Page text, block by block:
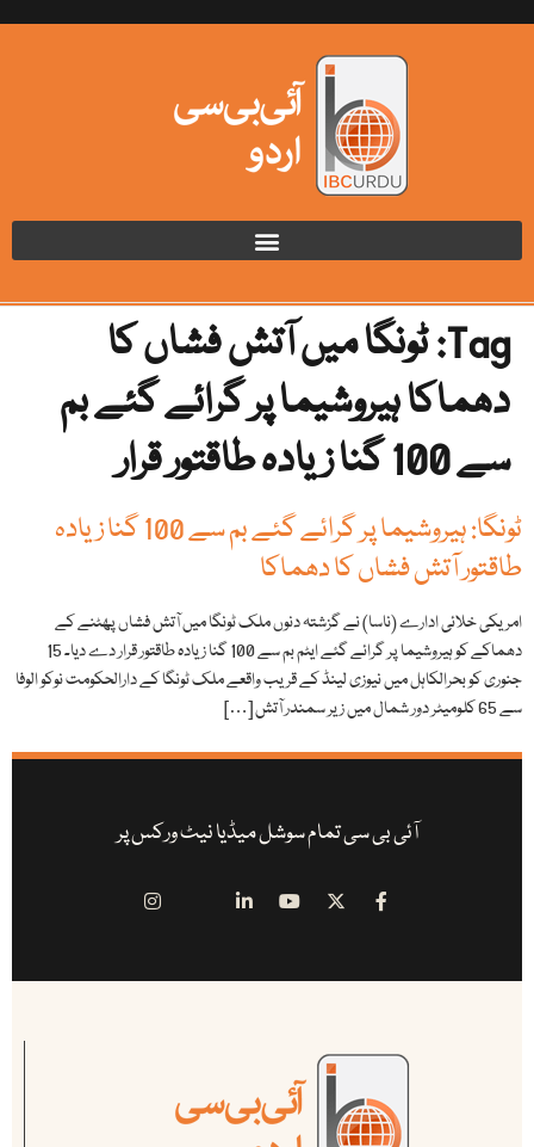
Tag: ٹونگا میں آتش فشاں کا
دھماکا ہیروشیما پر گرائے گئے بم
سے 100 گنا زیادہ طاقتور قرار
ٹونگا: ہیروشیما پر گرائے گئے بم سے 100 گنا زیادہ
طاقتور آتش فشاں کا دھماکا
امریکی خلائی ادارے (ناسا) نے گزشتہ دنوں ملک ٹونگا میں آتش فشاں پھٹنے کے
دھماکے کو ہیروشیما پر گرائے گئے ایٹم بم سے 100 گنا زیادہ طاقتور قرار دے دیا۔ 15
جنوری کو بحرالکاہل میں نیوزی لینڈ کے قریب واقعے ملک ٹونگا کے دارالحکومت نوکو الوفا
سے 65 کلومیٹر دور شمال میں زیر سمندر آتش […]
آئی بی سی تمام سوشل میڈیا نیٹ ورکس پر